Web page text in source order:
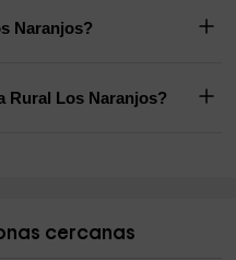
Naranjos?
Rural Los Naranjos?
cercanas